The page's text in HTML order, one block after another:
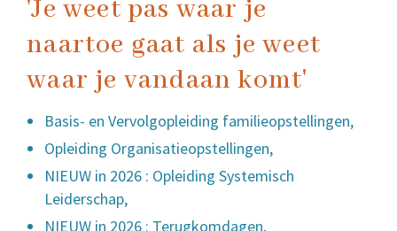
'Je weet pas waar je
naartoe gaat als je weet
waar je vandaan komt'
Basis- en Vervolgopleiding familieopstellingen,
Opleiding Organisatieopstellingen,
NIEUW in 2026 : Opleiding Systemisch
Leiderschap,
NIEUW in 2026 : Terugkomdagen,